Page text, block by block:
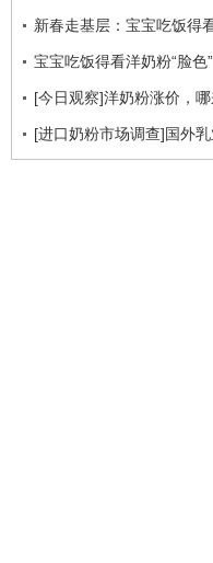
新春走基层：宝宝吃饭得
宝宝吃饭得看洋奶粉“脸色”
[今日观察]洋奶粉涨价，
[进口奶粉市场调查]国外